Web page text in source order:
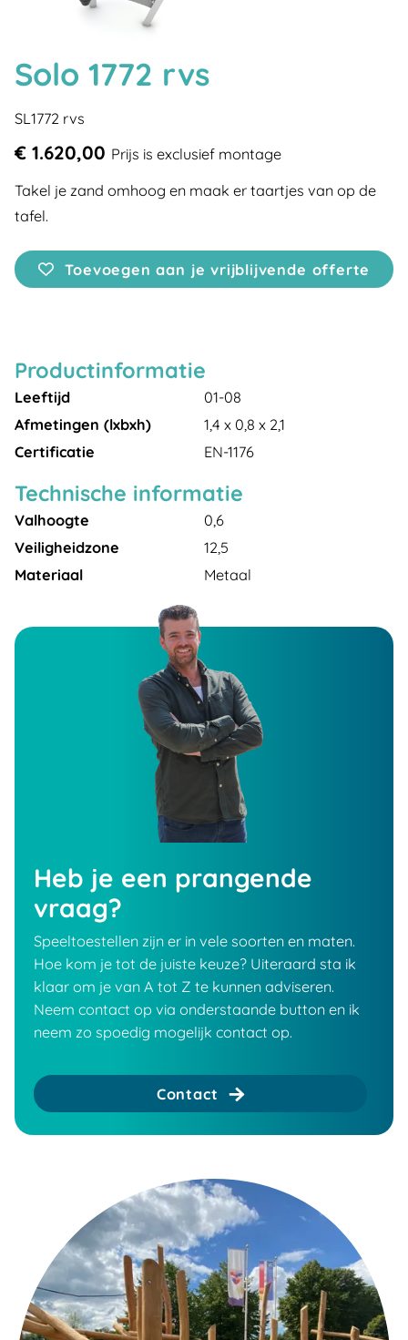
Solo 1772 rvs
SL1772 rvs
€ 1.620,00 Prijs is exclusief montage
Takel je zand omhoog en maak er taartjes van op de
tafel.
Toevoegen aan je vrijblijvende offerte
Productinformatie
Leeftijd
01-08
Afmetingen (lxbxh)
1,4 x 0,8 x 2,1
Certificatie
EN-1176
Technische informatie
Valhoogte
0,6
Veiligheidzone
12,5
Materiaal
Metaal
Heb je een prangende
vraag?
Speeltoestellen zijn er in vele soorten en maten.
Hoe kom je tot de juiste keuze? Uiteraard sta ik
klaar om je van A tot Z te kunnen adviseren.
Neem contact op via onderstaande button en ik
neem zo spoedig mogelijk contact op.
Contact